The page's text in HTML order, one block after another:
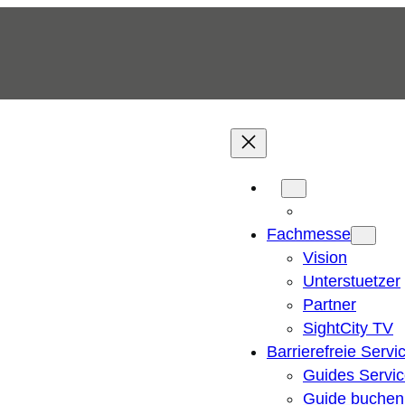
Fachmesse
Vision
Unterstuetzer
Partner
SightCity TV
Barrierefreie
Guides
Guide buchen